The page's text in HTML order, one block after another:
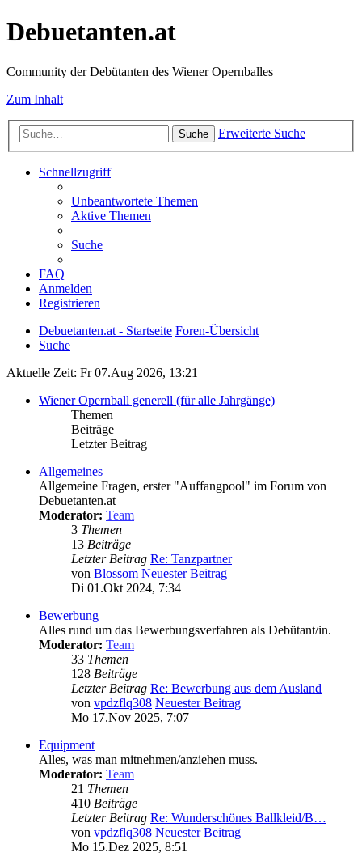
Debuetanten.at
Community der Debütanten des Wiener Opernballes
Zum Inhalt
Suche Erweiterte Suche
Schnellzugriff
Unbeantwortete Themen
Aktive Themen
Suche
FAQ
Anmelden
Registrieren
Debuetanten.at - Startseite Foren-Übersicht
Suche
Aktuelle Zeit: Fr 07.Aug 2026, 13:21
Wiener Opernball generell (für alle Jahrgänge)
Themen
Beiträge
Letzter Beitrag
Allgemeines
Allgemeine Fragen, erster "Auffangpool" im Forum von
Debuetanten.at
Moderator: Team
3 Themen
13 Beiträge
Letzter Beitrag Re: Tanzpartner
von Blossom Neuester Beitrag
Di 01.Okt 2024, 7:34
Bewerbung
Alles rund um das Bewerbungsverfahren als Debütant/in.
Moderator: Team
33 Themen
128 Beiträge
Letzter Beitrag Re: Bewerbung aus dem Ausland
von vpdzflq308 Neuester Beitrag
Mo 17.Nov 2025, 7:07
Equipment
Alles, was man mitnehmen/anziehen muss.
Moderator: Team
21 Themen
410 Beiträge
Letzter Beitrag Re: Wunderschönes Ballkleid/B…
von vpdzflq308 Neuester Beitrag
Mo 15.Dez 2025, 8:51